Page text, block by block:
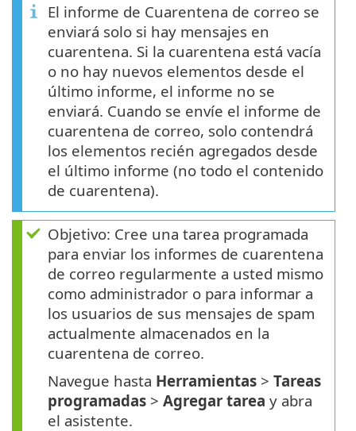
El informe de Cuarentena de correo se
enviará solo si hay mensajes en
cuarentena. Si la cuarentena está vacía
o no hay nuevos elementos desde el
último informe, el informe no se
enviará. Cuando se envíe el informe de
cuarentena de correo, solo contendrá
los elementos recién agregados desde
el último informe (no todo el contenido
de cuarentena).
Objetivo: Cree una tarea programada
para enviar los informes de cuarentena
de correo regularmente a usted mismo
como administrador o para informar a
los usuarios de sus mensajes de spam
actualmente almacenados en la
cuarentena de correo.
Navegue hasta Herramientas > Tareas
programadas > Agregar tarea y abra
el asistente.